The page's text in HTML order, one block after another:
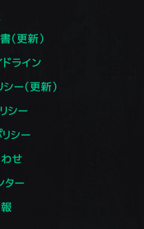
（更新）
ライン
ー（更新）
シー
シー
せ
ター